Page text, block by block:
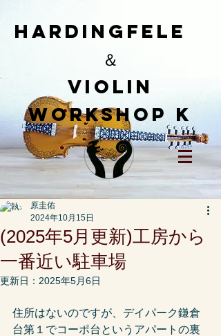
HardingFele
＆
​Violin
workshop K
(2025年5月更新)工房から
一番近い駐車場
原圭佑
2024年10月15日
更新日： 2025年5月6日
住所はないのですが、デイパーク鎌倉
台第１でコーポ台というアパートの裏